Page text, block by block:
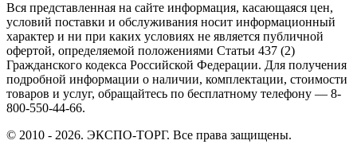
Вся представленная на сайте информация, касающаяся цен,
условий поставки и обслуживания носит информационный
характер и ни при каких условиях не является публичной
офертой, определяемой положениями Статьи 437 (2)
Гражданского кодекса Российской Федерации. Для получения
подробной информации о наличии, комплектации, стоимости
товаров и услуг, обращайтесь по бесплатному телефону — 8-
800-550-44-66.
© 2010 - 2026. ЭКСПО-ТОРГ. Все права защищены.